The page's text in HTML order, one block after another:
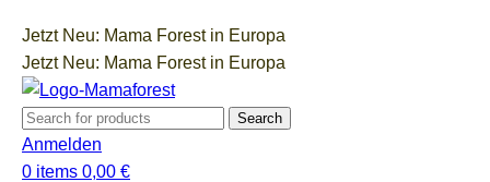
Jetzt Neu: Mama Forest in Europa
Jetzt Neu: Mama Forest in Europa
Search
Anmelden
0 items 0,00 €